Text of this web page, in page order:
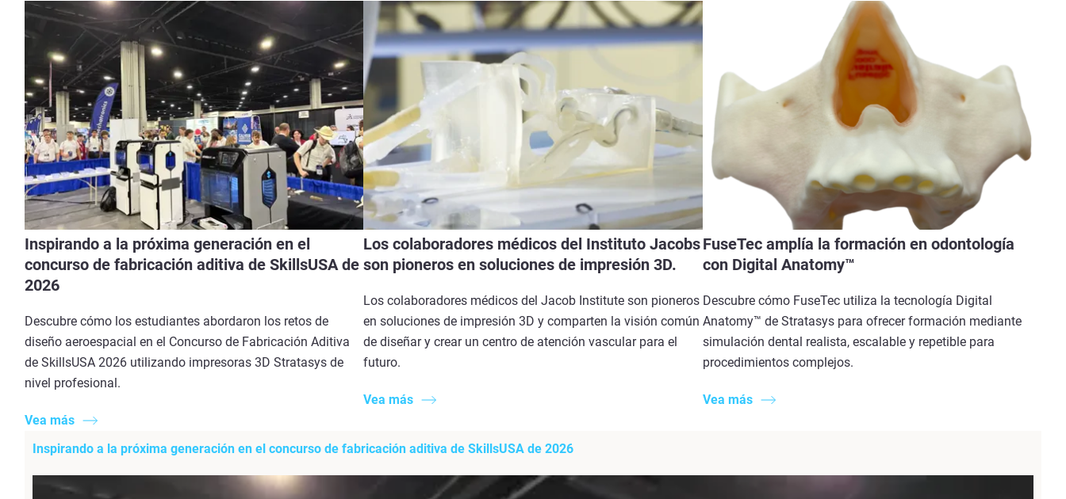
Inspirando a la próxima generación en el
concurso de fabricación aditiva de SkillsUSA de
2026
Descubre cómo los estudiantes abordaron los retos de
diseño aeroespacial en el Concurso de Fabricación Aditiva
de SkillsUSA 2026 utilizando impresoras 3D Stratasys de
nivel profesional.
Vea más
Los colaboradores médicos del Instituto Jacobs
son pioneros en soluciones de impresión 3D.
Los colaboradores médicos del Jacob Institute son pioneros
en soluciones de impresión 3D y comparten la visión común
de diseñar y crear un centro de atención vascular para el
futuro.
Vea más
FuseTec amplía la formación en odontología
con Digital Anatomy™
Descubre cómo FuseTec utiliza la tecnología Digital
Anatomy™ de Stratasys para ofrecer formación mediante
simulación dental realista, escalable y repetible para
procedimientos complejos.
Vea más
Inspirando a la próxima generación en el concurso de fabricación aditiva de SkillsUSA de 2026